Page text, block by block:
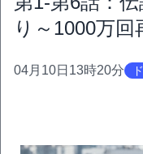
り～1000万回
04月10日13時20分